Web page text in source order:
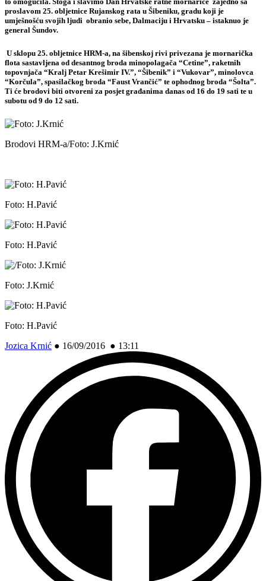
proslavom 25. obljetnice Rujanskog rata u Šibeniku, gradu koji je
umješnošću svojih ljudi obranio sebe, Dalmaciju i Hrvatsku – istaknuo je
general Šundov.
U sklopu 25. obljetnice HRM-a, na šibenskoj rivi privezana je mornarička
flota sastavljena od desantnog broda minopolagača “Cetine”, raketnih
topovnjača “Kralj Petar Krešimir IV.”, “Šibenik” i “Vukovar”, minolovca
“Korčula”, spasilačkog broda “Faust Vrančić” te ophodnog broda “Šolta”.
Ti će brodovi biti otvoreni za posjet građanima danas od 16 do 19 sati te u
subotu od 9 do 12 sati.
Brodovi HRM-a/Foto: J.Krnić
Foto: H.Pavić
Foto: H.Pavić
Foto: J.Krnić
Foto: H.Pavić
Jozica Krnić ● 16/09/2016 ● 13:11